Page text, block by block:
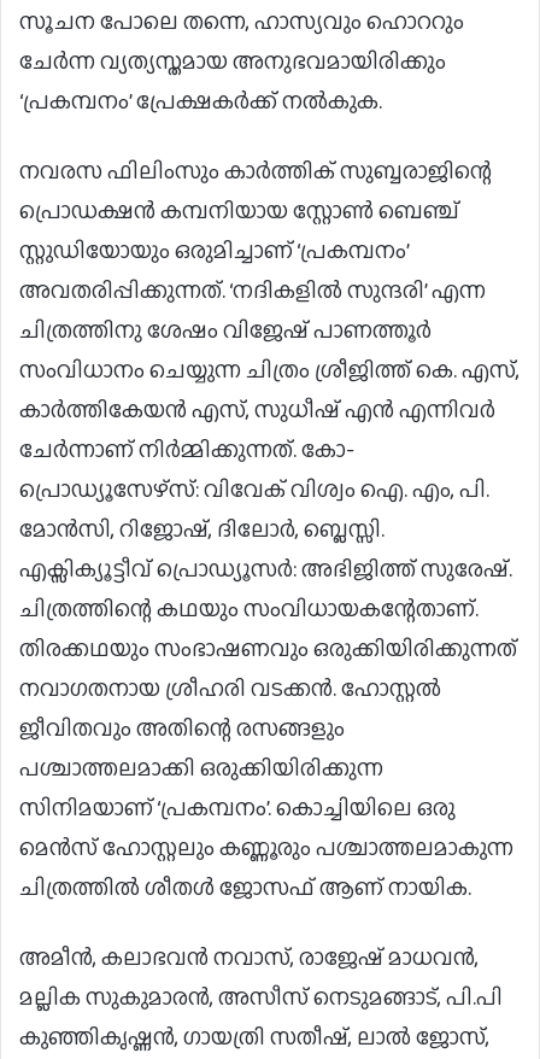
സൂചന പോലെ തന്നെ, ഹാസ്യവും ഹൊററും
ചേർന്ന വ്യത്യസ്തമായ അനുഭവമായിരിക്കും
‘പ്രകമ്പനം’ പ്രേക്ഷകർക്ക് നൽകുക.
നവരസ ഫിലിംസും കാർത്തിക് സുബ്ബരാജിന്റെ
പ്രൊഡക്ഷൻ കമ്പനിയായ സ്റ്റോൺ ബെഞ്ച്
സ്റ്റുഡിയോയും ഒരുമിച്ചാണ് ‘പ്രകമ്പനം’
അവതരിപ്പിക്കുന്നത്. ‘നദികളിൽ സുന്ദരി’ എന്ന
ചിത്രത്തിനു ശേഷം വിജേഷ് പാണത്തൂർ
സംവിധാനം ചെയ്യുന്ന ചിത്രം ശ്രീജിത്ത് കെ. എസ്,
കാർത്തികേയൻ എസ്, സുധീഷ് എൻ എന്നിവർ
ചേർന്നാണ് നിർമ്മിക്കുന്നത്. കോ-
പ്രൊഡ്യൂസേഴ്സ്: വിവേക് വിശ്വം ഐ. എം, പി.
മോൻസി, റിജോഷ്, ദിലോർ, ബ്ലെസ്സി.
എക്സിക്യൂട്ടീവ് പ്രൊഡ്യൂസർ: അഭിജിത്ത് സുരേഷ്.
ചിത്രത്തിന്റെ കഥയും സംവിധായകന്റേതാണ്.
തിരക്കഥയും സംഭാഷണവും ഒരുക്കിയിരിക്കുന്നത്
നവാഗതനായ ശ്രീഹരി വടക്കൻ. ഹോസ്റ്റൽ
ജീവിതവും അതിന്റെ രസങ്ങളും
പശ്ചാത്തലമാക്കി ഒരുക്കിയിരിക്കുന്ന
സിനിമയാണ് ‘പ്രകമ്പനം’. കൊച്ചിയിലെ ഒരു
മെൻസ് ഹോസ്റ്റലും കണ്ണൂരും പശ്ചാത്തലമാകുന്ന
ചിത്രത്തിൽ ശീതൾ ജോസഫ് ആണ് നായിക.
അമീൻ, കലാഭവൻ നവാസ്, രാജേഷ് മാധവൻ,
മല്ലിക സുകുമാരൻ, അസീസ് നെടുമങ്ങാട്, പി.പി
കുഞ്ഞികൃഷ്ണൻ, ഗായത്രി സതീഷ്, ലാൽ ജോസ്,